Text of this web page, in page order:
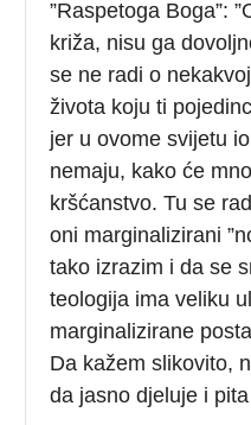
”Raspetoga Boga”:
križa, nisu ga
se ne radi o
života koju ti
jer u ovome svijetu
nemaju, kako će
kršćanstvo. Tu se
oni marginalizirani
tako izrazim i da se
teologija ima veliku
marginalizirane
Da kažem slikovito,
da jasno djeluje i